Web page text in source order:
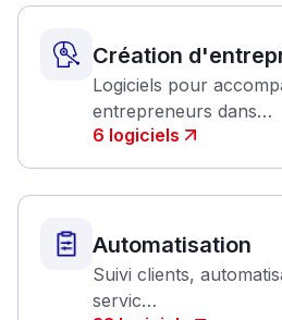
Création
Logiciels pour
entrepreneurs dans…
6 logiciels
Automatisation
Suivi clients,
servic…